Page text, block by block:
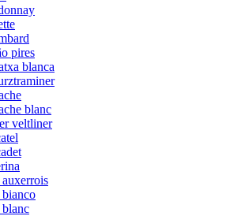
pires
blanca
blanc
veltliner